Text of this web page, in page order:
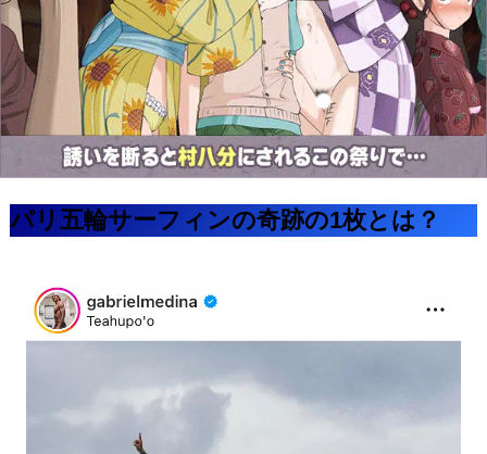
パリ五輪サーフィンの奇跡の1枚とは？